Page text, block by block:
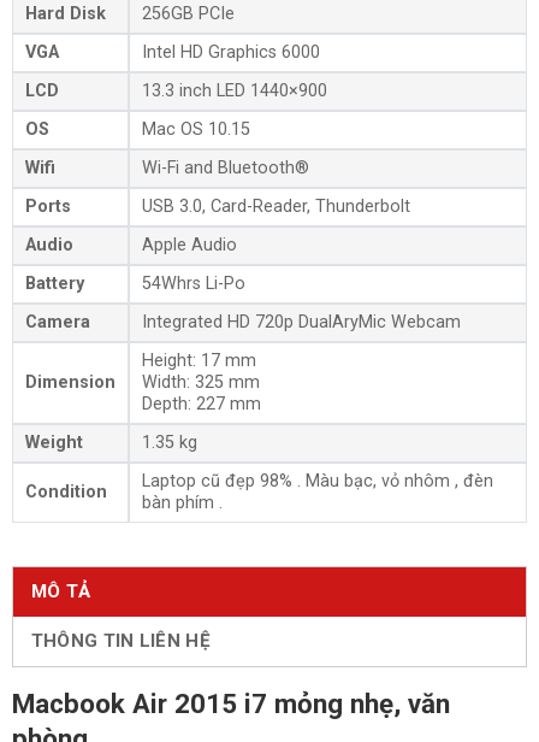
MÔ TẢ
THÔNG TIN LIÊN HỆ
Macbook Air 2015 i7 mỏng nhẹ, văn
Hard Disk
256GB PCIe
VGA
Intel HD Graphics 6000
LCD
13.3 inch LED 1440×900
OS
Mac OS 10.15
Wifi
Wi-Fi and Bluetooth®
Ports
USB 3.0, Card-Reader, Thunderbolt
Audio
Apple Audio
Battery
54Whrs Li-Po
Camera
Integrated HD 720p DualAryMic Webcam
Dimension
Height: 17 mm
Width: 325 mm
Depth: 227 mm
Weight
1.35 kg
Condition
Laptop cũ đẹp 98% . Màu bạc, vỏ nhôm , đèn
bàn phím .